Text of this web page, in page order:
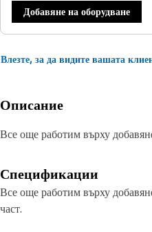
Добавяне на оборудване
Влезте, за да видите вашата
Описание
Все още работим върху
Спецификации
Все още работим върху
част.